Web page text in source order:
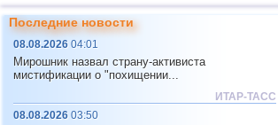
10 Индонезия 2,5...4,8 144
11 Тихоокеан.поднятие (восток)
12 Тонга
2,6...4,5 20
14 Афганистан
Последние новости
08.08.2026 04:01
Мирошник назвал страну-активиста
мистификации о "похищении...
ИТАР-ТАСС
08.08.2026 03:50